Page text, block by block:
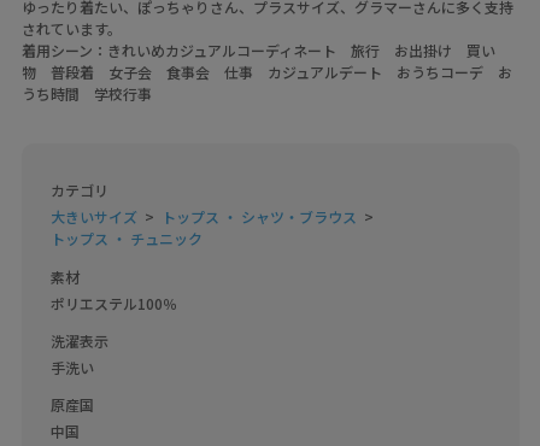
ゆったり着たい、ぽっちゃりさん、プラスサイズ、グラマーさんに多く支持
されています。
着用シーン：きれいめカジュアルコーディネート 旅行 お出掛け 買い
物 普段着 女子会 食事会 仕事 カジュアルデート おうちコーデ お
うち時間 学校行事
カテゴリ
大きいサイズ
トップス ・ シャツ・ブラウス
トップス ・ チュニック
素材
ポリエステル100％
洗濯表示
手洗い
原産国
中国